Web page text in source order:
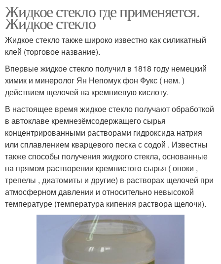
Жидкое стекло где применяется.
Жидкое стекло
Жидкое стекло также широко известно как силикатный
клей (торговое название).
Впервые жидкое стекло получил в 1818 году немецкий
химик и минеролог Ян Непомук фон Фукс ( нем. )
действием щелочей на кремниевую кислоту.
В настоящее время жидкое стекло получают обработкой
в автоклаве кремнезёмсодержащего сырья
концентрированными растворами гидроксида натрия
или сплавлением кварцевого песка с содой . Известны
также способы получения жидкого стекла, основанные
на прямом растворении кремнистого сырья ( опоки ,
трепелы , диатомиты и другие) в растворах щелочей при
атмосферном давлении и относительно невысокой
температуре (температура кипения раствора щелочи).